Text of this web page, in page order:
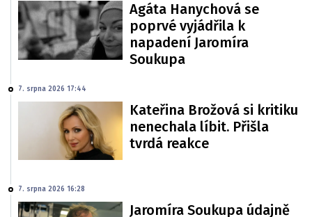
Agáta Hanychová se
poprvé vyjádřila k
napadení Jaromíra
Soukupa
7. srpna 2026 17:44
Kateřina Brožová si kritiku
nenechala líbit. Přišla
tvrdá reakce
7. srpna 2026 16:28
Jaromíra Soukupa údajně